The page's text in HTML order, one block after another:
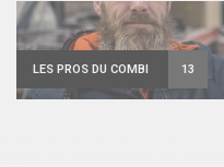
LES PROS DU COMBI 13